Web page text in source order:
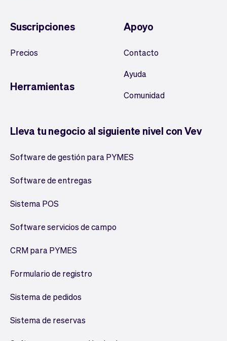
Suscripciones
Precios
Herramientas
Apoyo
Contacto
Ayuda
Comunidad
Lleva tu negocio al siguiente nivel con Vev
Software de gestión para PYMES
Software de entregas
Sistema POS
Software servicios de campo
CRM para PYMES
Formulario de registro
Sistema de pedidos
Sistema de reservas